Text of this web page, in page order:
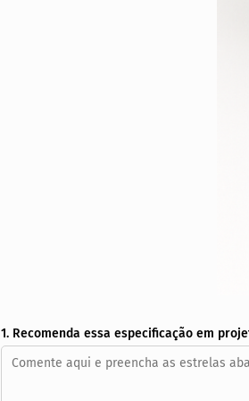
1. Recomenda essa especificação em